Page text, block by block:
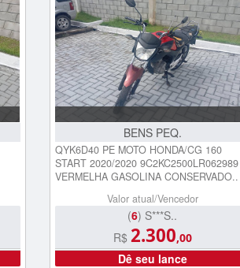
BENS PEQ.
QYK6D40 PE MOTO HONDA/CG 160
START 2020/2020 9C2KC2500LR062989
VERMELHA GASOLINA CONSERVADO..
Valor atual/Vencedor
(6) S***S..
R$ 2.300,00
Dê seu lance